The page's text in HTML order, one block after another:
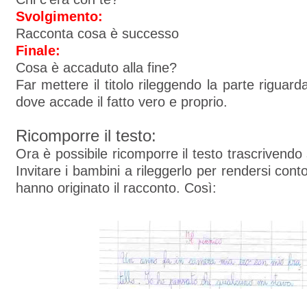
Svolgimento:
Racconta cosa è successo
Finale:
Cosa è accaduto alla fine?
Far mettere il titolo rileggendo la parte
dove accade il fatto vero e proprio.
Ricomporre il testo:
Ora è possibile ricomporre il testo
Invitare i bambini a rileggerlo per rendersi
hanno originato il racconto. Così: